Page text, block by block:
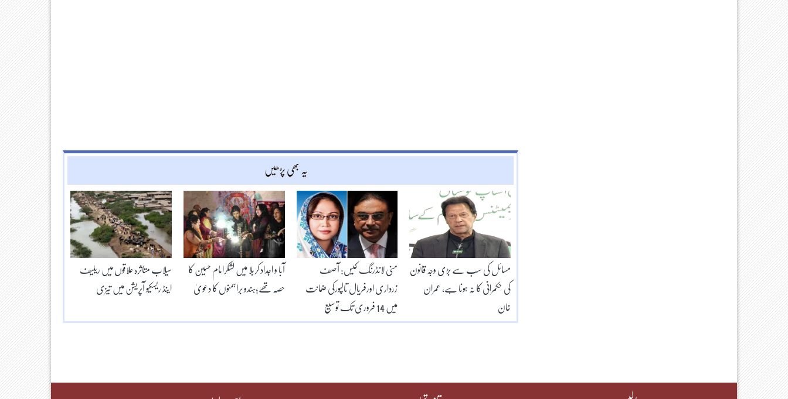
یہ بھی پڑھیں
سیلاب متاثرہ علاقوں میں ریلیف
اینڈ ریسکیو آپریشن میں تیزی
آبا و اجداد کربلا میں لشکرامام حسین کا
حصّہ تھے؛ہندو براہمنوں کا دعویٰ
منی لانڈرنگ کیس: آصف
زرداری اورفریال تالپورکی ضمانت
میں 14 فروری تک توسیع
مسائل کی سب سے بڑی وجہ قانون
کی حکمرانی کا نہ ہونا ہے، عمران
خان